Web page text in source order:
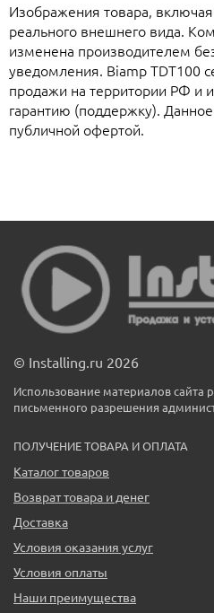
Изображения товара, включая
реального внешнего вида.
изменена производителем
уведомления. Biamp TDT100
продажи на территории РФ и
гарантию (поддержку).
публичной офертой.
© Installing.ru 2026
Использование материалов сайта
письменного разрешения
ПОЛУЧЕНИЕ ТОВАРА И ОПЛАТА
Каталог товаров
Возврат товара и денег
Доставка
Условия оказания услуг
Условия оплаты
Наши преимущества